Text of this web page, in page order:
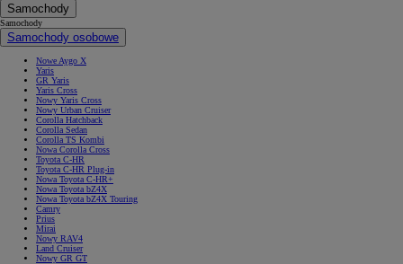
Samochody
Samochody
Samochody osobowe
Nowe Aygo X
Yaris
GR Yaris
Yaris Cross
Nowy Yaris Cross
Nowy Urban Cruiser
Corolla Hatchback
Corolla Sedan
Corolla TS Kombi
Nowa Corolla Cross
Toyota C-HR
Toyota C-HR Plug-in
Nowa Toyota C-HR+
Nowa Toyota bZ4X
Nowa Toyota bZ4X Touring
Camry
Prius
Mirai
Nowy RAV4
Land Cruiser
Nowy GR GT